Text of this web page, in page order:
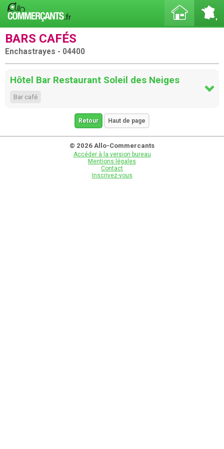
BARS CAFÉS
Enchastrayes - 04400
Hôtel Bar Restaurant Soleil des Neiges
Bar café
Retour Haut de page
© 2026 Allo-Commercants
Accéder à la version bureau
Mentions légales
Contact
Inscrivez-vous